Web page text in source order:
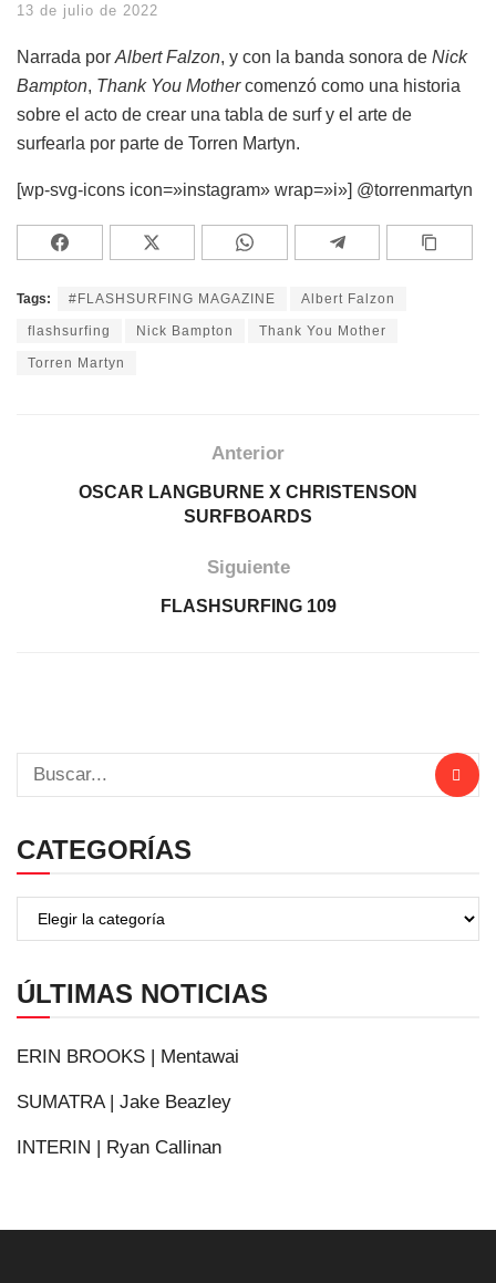
13 de julio de 2022
Narrada por Albert Falzon, y con la banda sonora de Nick
Bampton, Thank You Mothercomenzó como una historia
sobre el acto de crear una tabla de surf y el arte de
surfearla por parte de Torren Martyn.
[wp-svg-icons icon=»instagram» wrap=»i»] @torrenmartyn
Tags: #FLASHSURFING MAGAZINE Albert Falzon
flashsurfing Nick Bampton Thank You Mother
Torren Martyn
Anterior
OSCAR LANGBURNE X CHRISTENSON
SURFBOARDS
Siguiente
FLASHSURFING 109
CATEGORÍAS
ÚLTIMAS NOTICIAS
ERIN BROOKS | Mentawai
SUMATRA | Jake Beazley
INTERIN | Ryan Callinan